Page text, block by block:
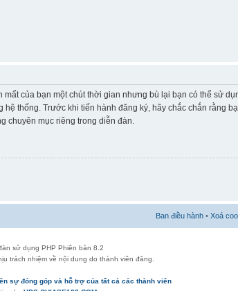
của bạn một chút thời gian nhưng bù lại bạn có thể sử
thống. Trước khi tiến hành đăng ký, hãy chắc chắn rằng
chuyên mục riêng trong diễn đàn.
Ban điều hành • Xoá
sử dụng PHP Phiên bản 8.2
trách nhiệm về nội dung do thành viên đăng.
sự đóng góp và hỗ trợ của tất cả các thành viên